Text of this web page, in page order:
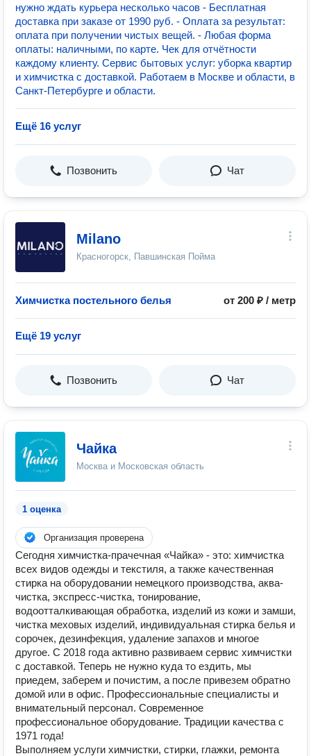
нужно ждать курьера несколько часов - Бесплатная
доставка при заказе от 1990 руб. - Оплата за результат:
оплата при получении чистых вещей. - Любая форма
оплаты: наличными, по карте. Чек для отчётности
каждому клиенту. Сервис бытовых услуг: уборка квартир
и химчистка с доставкой. Работаем в Москве и области, в
Санкт-Петербурге и области.
Ещё 16 услуг
Позвонить Чат
Milano
Красногорск, Павшинская Пойма
Химчистка постельного белья от 200 ₽ / метр
Ещё 19 услуг
Позвонить Чат
Чайка
Москва и Московская область
1 оценка
Организация проверена
Сегодня химчистка-прачечная «Чайка» - это: химчистка
всех видов одежды и текстиля, а также качественная
стирка на оборудовании немецкого производства, аква-
чистка, экспресс-чистка, тонирование,
водоотталкивающая обработка, изделий из кожи и замши,
чистка меховых изделий, индивидуальная стирка белья и
сорочек, дезинфекция, удаление запахов и многое
другое. С 2018 года активно развиваем сервис химчистки
с доставкой. Теперь не нужно куда то ездить, мы
приедем, заберем и почистим, а после привезем обратно
домой или в офис. Профессиональные специалисты и
внимательный персонал. Современное
профессиональное оборудование. Традиции качества с
1971 года!
Выполняем услуги химчистки, стирки, глажки, ремонта